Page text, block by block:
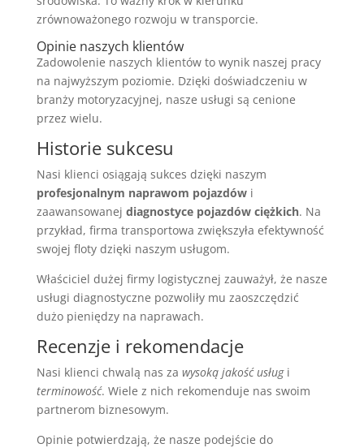
zrównoważonego rozwoju w transporcie.
Opinie naszych klientów
Zadowolenie naszych klientów to wynik naszej pracy
na najwyższym poziomie. Dzięki doświadczeniu w
branży motoryzacyjnej, nasze usługi są cenione
przez wielu.
Historie sukcesu
Nasi klienci osiągają sukces dzięki naszym
profesjonalnym naprawom pojazdówi
zaawansowanej diagnostyce pojazdów ciężkich. Na
przykład, firma transportowa zwiększyła efektywność
swojej floty dzięki naszym usługom.
Właściciel dużej firmy logistycznej zauważył, że nasze
usługi diagnostyczne pozwoliły mu zaoszczędzić
dużo pieniędzy na naprawach.
Recenzje i rekomendacje
Nasi klienci chwalą nas za wysoką jakość usługi
terminowość. Wiele z nich rekomenduje nas swoim
partnerom biznesowym.
Opinie potwierdzają, że nasze podejście do